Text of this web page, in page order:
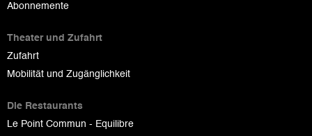
Abonnemente
Theater und Zufahrt
Zufahrt
Mobilität und Zugänglichkeit
Die Restaurants
Le Point Commun - Equilibre